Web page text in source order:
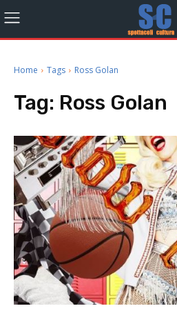
Home Tags Ross Golan
Tag: Ross Golan